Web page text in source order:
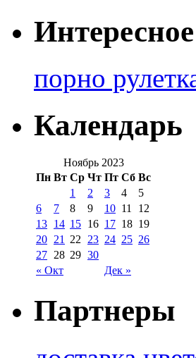
Интересное
порно
Календарь
Ноябрь 2023
Пн Вт Ср Чт Пт Сб Вс
« Окт Дек »
1 2 3 4
5
6
7 8 9 10 11
12
13 14 15 16 17 18 19
20 21 22 23 24 25 26
27 28 29 30
Партнеры